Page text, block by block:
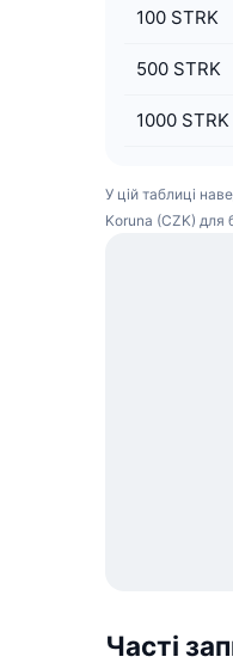
100 STRK
500 STRK
1000 STRK
У цій таблиці
Koruna (CZK) для
Часті